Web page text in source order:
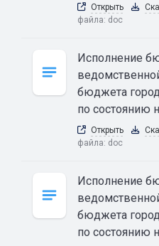
Открыть
файла: doc
Исполнение
бюджета
по состоянию
Открыть
файла: doc
Исполнение
бюджета
по состоянию